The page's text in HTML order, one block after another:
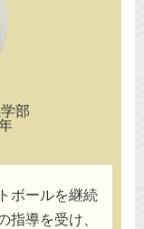
部
ボールを継続
導を受け、